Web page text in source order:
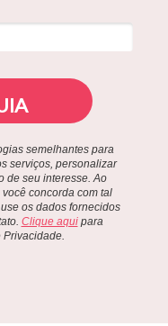
semelhantes para
serviços, personalizar
de seu interesse. Ao
concorda com tal
os dados fornecidos
Clique aquipara